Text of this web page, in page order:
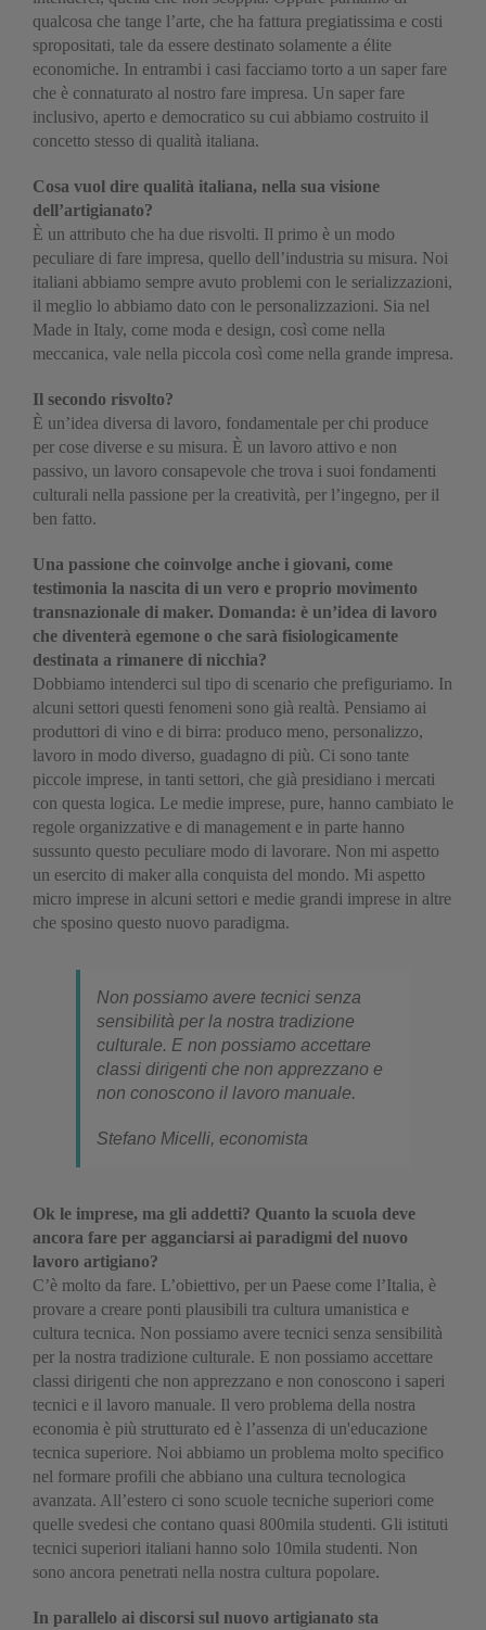
qualcosa che tange l’arte, che ha fattura pregiatissima e costi
spropositati, tale da essere destinato solamente a élite
economiche. In entrambi i casi facciamo torto a un saper fare
che è connaturato al nostro fare impresa. Un saper fare
inclusivo, aperto e democratico su cui abbiamo costruito il
concetto stesso di qualità italiana.
Cosa vuol dire qualità italiana, nella sua visione
dell’artigianato?
È un attributo che ha due risvolti. Il primo è un modo
peculiare di fare impresa, quello dell’industria su misura. Noi
italiani abbiamo sempre avuto problemi con le serializzazioni,
il meglio lo abbiamo dato con le personalizzazioni. Sia nel
Made in Italy, come moda e design, così come nella
meccanica, vale nella piccola così come nella grande impresa.
Il secondo risvolto?
È un’idea diversa di lavoro, fondamentale per chi produce
per cose diverse e su misura. È un lavoro attivo e non
passivo, un lavoro consapevole che trova i suoi fondamenti
culturali nella passione per la creatività, per l’ingegno, per il
ben fatto.
Una passione che coinvolge anche i giovani, come
testimonia la nascita di un vero e proprio movimento
transnazionale di maker. Domanda: è un’idea di lavoro
che diventerà egemone o che sarà fisiologicamente
destinata a rimanere di nicchia?
Dobbiamo intenderci sul tipo di scenario che prefiguriamo. In
alcuni settori questi fenomeni sono già realtà. Pensiamo ai
produttori di vino e di birra: produco meno, personalizzo,
lavoro in modo diverso, guadagno di più. Ci sono tante
piccole imprese, in tanti settori, che già presidiano i mercati
con questa logica. Le medie imprese, pure, hanno cambiato le
regole organizzative e di management e in parte hanno
sussunto questo peculiare modo di lavorare. Non mi aspetto
un esercito di maker alla conquista del mondo. Mi aspetto
micro imprese in alcuni settori e medie grandi imprese in altre
che sposino questo nuovo paradigma.
Non possiamo avere tecnici senza
sensibilità per la nostra tradizione
culturale. E non possiamo accettare
classi dirigenti che non apprezzano e
non conoscono il lavoro manuale.
Stefano Micelli, economista
Ok le imprese, ma gli addetti? Quanto la scuola deve
ancora fare per agganciarsi ai paradigmi del nuovo
lavoro artigiano?
C’è molto da fare. L’obiettivo, per un Paese come l’Italia, è
provare a creare ponti plausibili tra cultura umanistica e
cultura tecnica. Non possiamo avere tecnici senza sensibilità
per la nostra tradizione culturale. E non possiamo accettare
classi dirigenti che non apprezzano e non conoscono i saperi
tecnici e il lavoro manuale. Il vero problema della nostra
economia è più strutturato ed è l’assenza di un'educazione
tecnica superiore. Noi abbiamo un problema molto specifico
nel formare profili che abbiano una cultura tecnologica
avanzata. All’estero ci sono scuole tecniche superiori come
quelle svedesi che contano quasi 800mila studenti. Gli istituti
tecnici superiori italiani hanno solo 10mila studenti. Non
sono ancora penetrati nella nostra cultura popolare.
In parallelo ai discorsi sul nuovo artigianato sta